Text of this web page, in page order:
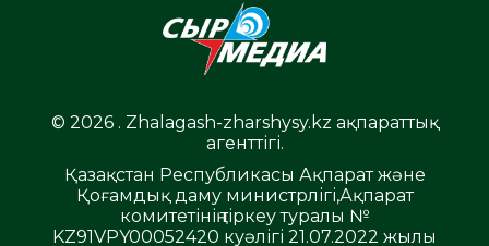
© 2026 . Zhalagash-zharshysy.kz ақпараттық
агенттігі.
Қазақстан Республикасы Ақпарат және
Қоғамдық даму министрлігі,Ақпарат
комитетінің тіркеу туралы №
KZ91VPY00052420 куәлігі 21.07.2022 жылы